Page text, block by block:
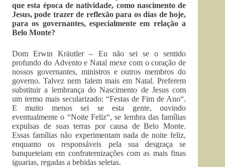
que esta época de natividade, como nascimento de
Jesus, pode trazer de reflexão para os dias de hoje,
para os governantes, especialmente em relação a
Belo Monte?
Dom Erwin Kräutler – Eu não sei se o sentido
profundo do Advento e Natal mexe com o coração de
nossos governantes, ministros e outros membros do
governo. Talvez nem falem mais em Natal. Preferem
substituir a lembrança do Nascimento de Jesus com
um termo mais secularizado: “Festas de Fim de Ano“.
E muito menos sei se esta gente, ouvindo
eventualmente o “Noite Feliz“, se lembra das famílias
expulsas de suas terras por causa de Belo Monte.
Essas famílias não experimentam nada de noite feliz,
enquanto os responsáveis pela sua desgraça se
banqueteiam em confraternizações com as mais finas
iguarias, regadas a bebidas seletas.